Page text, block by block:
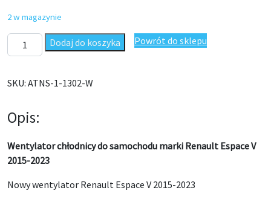
2 w magazynie
ilość Wentylator chłodnicy Renault Espace V 2015-2023
Dodaj do koszyka Powrót do sklepu
SKU: ATNS-1-1302-W
Opis:
Wentylator chłodnicy do samochodu marki Renault Espace V
2015-2023
Nowy wentylator Renault Espace V 2015-2023